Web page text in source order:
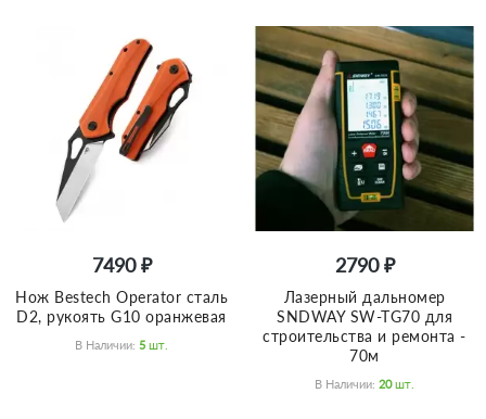
7490 ₽
Нож Bestech Operator сталь
D2, рукоять G10 оранжевая
В Наличии: 5 Шт.
2790 ₽
Лазерный дальномер
SNDWAY SW-TG70 для
строительства и ремонта -
70м
В Наличии: 20 Шт.